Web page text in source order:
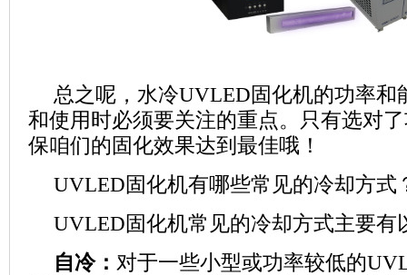
总之呢，水冷UVLED固化机的功率和
和使用时必须要关注的重点。只有选对
保咱们的固化效果达到最佳哦！
UVLED固化机有哪些常见的冷却方式
UVLED固化机常见的冷却方式主要有
自冷： 对于一些小型或功率较低的